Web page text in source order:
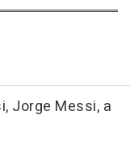
Jorge Messi, a